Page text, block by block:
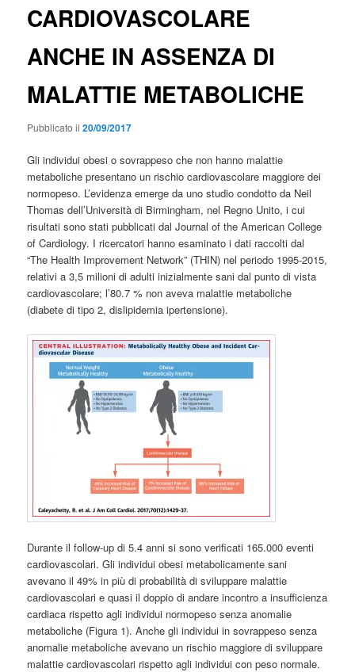
CARDIOVASCOLARE
ANCHE IN ASSENZA DI
MALATTIE METABOLICHE
Pubblicato il20/09/2017
Gli individui obesi o sovrappeso che non hanno malattie
metaboliche presentano un rischio cardiovascolare maggiore dei
normopeso. L’evidenza emerge da uno studio condotto da Neil
Thomas dell’Università di Birmingham, nel Regno Unito, i cui
risultati sono stati pubblicati dal Journal of the American College
of Cardiology. I ricercatori hanno esaminato i dati raccolti dal
“The Health Improvement Network” (THIN) nel periodo 1995-2015,
relativi a 3,5 milioni di adulti inizialmente sani dal punto di vista
cardiovascolare; l’80.7 % non aveva malattie metaboliche
(diabete di tipo 2, dislipidemia ipertensione).
Durante il follow-up di 5.4 anni si sono verificati 165.000 eventi
cardiovascolari. Gli individui obesi metabolicamente sani
avevano il 49% in più di probabilità di sviluppare malattie
cardiovascolari e quasi il doppio di andare incontro a insufficienza
cardiaca rispetto agli individui normopeso senza anomalie
metaboliche (Figura 1). Anche gli individui in sovrappeso senza
anomalie metaboliche avevano un rischio maggiore di sviluppare
malattie cardiovascolari rispetto agli individui con peso normale.